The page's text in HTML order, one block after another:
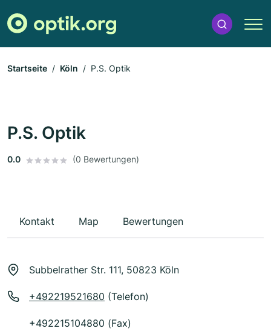
Startseite Köln P.S. Optik
P.S. Optik
0.0 (0 Bewertungen)
Kontakt Map Bewertungen
Subbelrather Str. 111, 50823 Köln
+492219521680 (Telefon)
+492215104880 (Fax)